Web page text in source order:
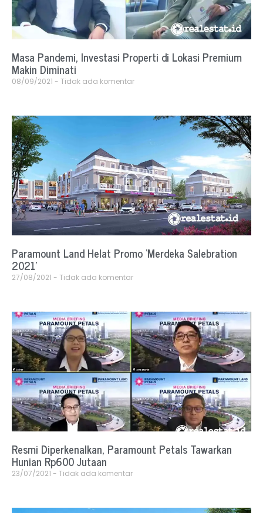
Masa Pandemi, Investasi Properti di Lokasi Premium
Makin Diminati
08/09/2021 Tidak ada komentar
Paramount Land Helat Promo ‘Merdeka Salebration
2021’
27/08/2021 Tidak ada komentar
Resmi Diperkenalkan, Paramount Petals Tawarkan
Hunian Rp600 Jutaan
23/07/2021 Tidak ada komentar